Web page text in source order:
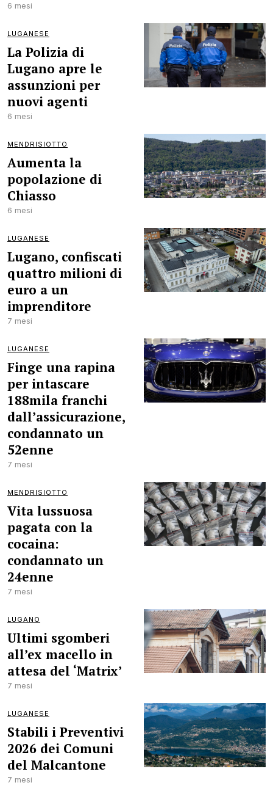
6 mesi
LUGANESE
La Polizia di
Lugano apre le
assunzioni per
nuovi agenti
6 mesi
MENDRISIOTTO
Aumenta la
popolazione di
Chiasso
6 mesi
LUGANESE
Lugano, confiscati
quattro milioni di
euro a un
imprenditore
7 mesi
LUGANESE
Finge una rapina
per intascare
188mila franchi
dall’assicurazione,
condannato un
52enne
7 mesi
MENDRISIOTTO
Vita lussuosa
pagata con la
cocaina:
condannato un
24enne
7 mesi
LUGANO
Ultimi sgomberi
all’ex macello in
attesa del ‘Matrix’
7 mesi
LUGANESE
Stabili i Preventivi
2026 dei Comuni
del Malcantone
7 mesi